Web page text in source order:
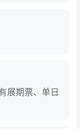
览会（Cosm
主办，是
举办，覆盖美
南亚美容产业
越南及东盟市
展期票、单日